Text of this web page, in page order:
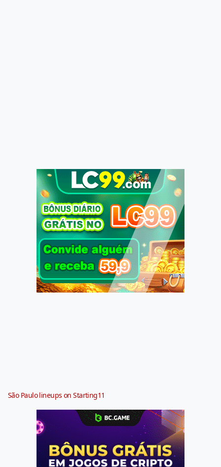
São Paulo lineups on Starting11